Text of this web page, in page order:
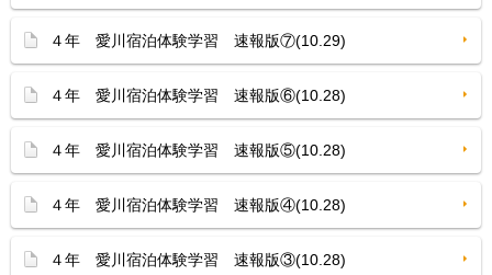
４年 愛川宿泊体験学習 速報版⑦(10.29)
４年 愛川宿泊体験学習 速報版⑥(10.28)
４年 愛川宿泊体験学習 速報版⑤(10.28)
４年 愛川宿泊体験学習 速報版④(10.28)
４年 愛川宿泊体験学習 速報版③(10.28)